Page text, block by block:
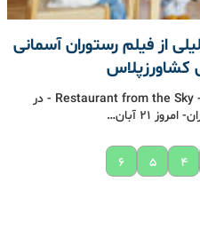
از فیلم رستوران آسمانی
کشاورزپلاس
تماشای فیلم ژاپنی «رستوران آسمانی» - Restaurant from the Sky - در
21 آبان…
۴ ۵ ۶